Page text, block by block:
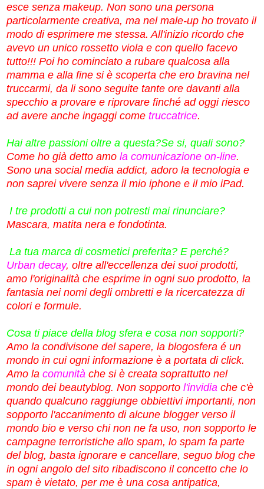
esce senza makeup. Non sono una persona
particolarmente creativa, ma nel male-up ho trovato il
modo di esprimere me stessa. All'inizio ricordo che
avevo un unico rossetto viola e con quello facevo
tutto!!! Poi ho cominciato a rubare qualcosa alla
mamma e alla fine si è scoperta che ero bravina nel
truccarmi, da li sono seguite tante ore davanti alla
specchio a provare e riprovare finché ad oggi riesco
ad avere anche ingaggi come truccatrice.
Hai altre passioni oltre a questa?Se si, quali sono?
Come ho già detto amo la comunicazione on-line.
Sono una social media addict, adoro la tecnologia e
non saprei vivere senza il mio iphone e il mio iPad.
I tre prodotti a cui non potresti mai rinunciare?
Mascara, matita nera e fondotinta.
La tua marca di cosmetici preferita? E perché?
Urban decay, oltre all'eccellenza dei suoi prodotti,
amo l'originalità che esprime in ogni suo prodotto, la
fantasia nei nomi degli ombretti e la ricercatezza di
colori e formule.
Cosa ti piace della blog sfera e cosa non sopporti?
Amo la condivisone del sapere, la blogosfera é un
mondo in cui ogni informazione è a portata di click.
Amo la comunità che si è creata soprattutto nel
mondo dei beautyblog. Non sopporto l'invidia che c'è
quando qualcuno raggiunge obbiettivi importanti, non
sopporto l'accanimento di alcune blogger verso il
mondo bio e verso chi non ne fa uso, non sopporto le
campagne terroristiche allo spam, lo spam fa parte
del blog, basta ignorare e cancellare, seguo blog che
in ogni angolo del sito ribadiscono il concetto che lo
spam è vietato, per me è una cosa antipatica,